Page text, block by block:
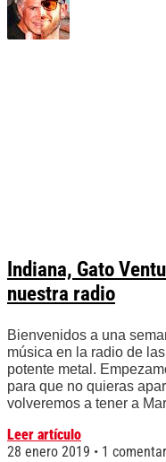
Indiana, Gato
nuestra radio
Bienvenidos a una
música en la radio de
potente metal.
para que no quieras
volveremos a tener a
Leer artículo
28 enero 2019
1